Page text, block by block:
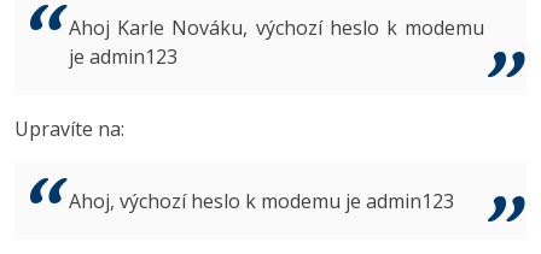
ASP.NET MVC
Best practices
MS-SQL
3D grafik
Copywriter
VB.NET
Algoritmy -41%
Copywriting
Inkscape
Ahoj Karle Nováku, výchozí heslo k modemu
je admin123
Upravíte na:
Ahoj, výchozí heslo k modemu je admin123